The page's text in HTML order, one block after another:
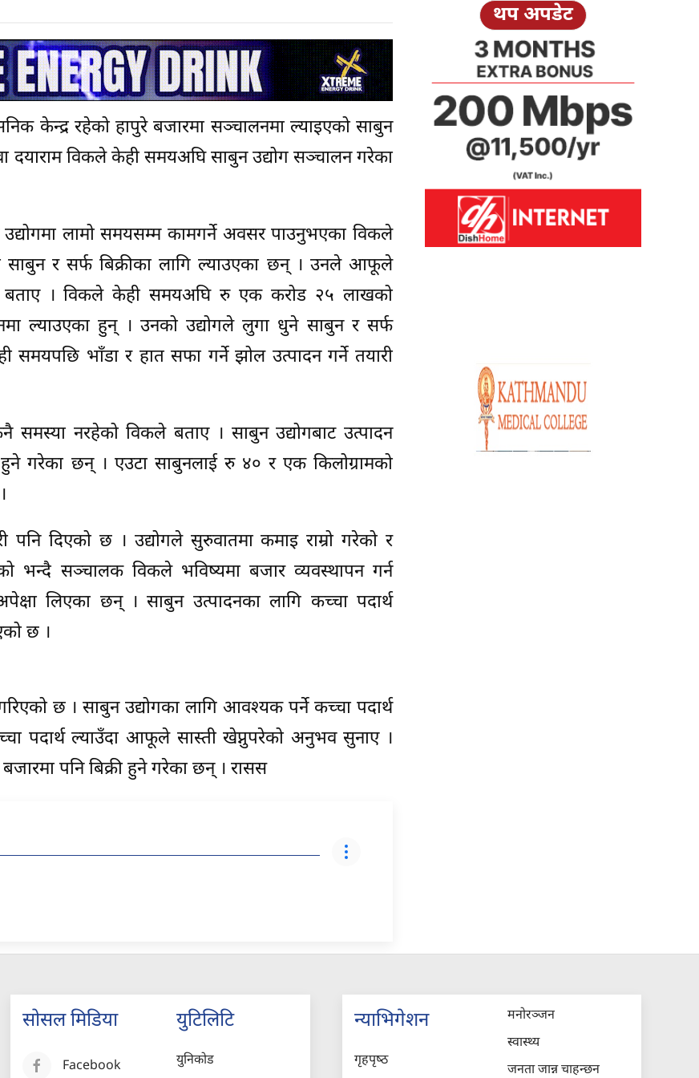
केन्द्र रहेको हापुरे बजारमा सञ्चालनमा ल्याइएको साबुन
दयाराम विकले केही समयअघि साबुन उद्योग सञ्चालन गरेका
लामो समयसम्म कामगर्ने अवसर पाउनुभएका विकले
र सर्फ बिक्रीका लागि ल्याउएका छन् । उनले आफूले
बताए । विकले केही समयअघि रु एक करोड २५ लाखको
ल्याउएका हुन् । उनको उद्योगले लुगा धुने साबुन र सर्फ
समयपछि भाँडा र हात सफा गर्ने झोल उत्पादन गर्ने तयारी
समस्या नरहेको विकले बताए । साबुन उद्योगबाट उत्पादन
गरेका छन् । एउटा साबुनलाई रु ४० र एक किलोग्रामको
पनि दिएको छ । उद्योगले सुरुवातमा कमाइ राम्रो गरेको र
भन्दै सञ्चालक विकले भविष्यमा बजार व्यवस्थापन गर्न
लिएका छन् । साबुन उत्पादनका लागि कच्चा पदार्थ
छ ।
छ । साबुन उद्योगका लागि आवश्यक पर्ने कच्चा पदार्थ
पदार्थ ल्याउँदा आफूले सास्ती खेप्नुपरेको अनुभव सुनाए ।
पनि बिक्री हुने गरेका छन् । रासस
थप अपडेट
सोसल मिडिया
Facebook
युटिलिटि
युनिकोड
न्याभिगेशन
गृहपृष्‍ठ
मनोरञ्जन
स्वास्थ्य
जनता जान्न चाहन्छन